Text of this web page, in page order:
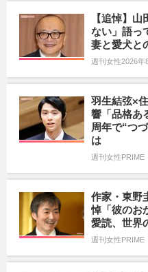
【追悼】
ない」語っ
妻と愛犬と
週刊女性2026年
羽生結弦×
響「品格あ
周年で“つ
は
週刊女性PRIME
作家・東野
悼「彼のお
愛読、世界
週刊女性PRIME